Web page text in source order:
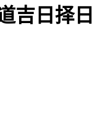
吉日择日